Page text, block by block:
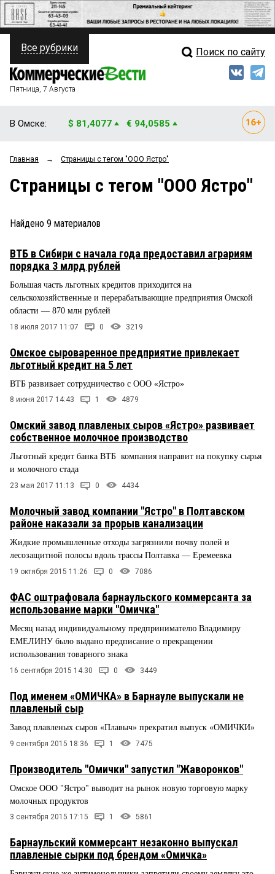
ПОЛИТИКА
ФИНАНСЫ
ОБЩЕСТВО
ЗАКОН
НОВОСТИ КОМПАНИЙ
ПРОИСШЕСТВИЯ
СТИЛЬ ЖИЗНИ
Свежий выпуск
Мнения
Рейтинги
Все рубрики Поиск по сайту
Пятница, 7 Августа
В Омске: $ 81,4077 € 94,0585
Главная → Страницы c тегом "ООО Ястро"
Страницы c тегом "ООО Ястро"
Найдено 9 материалов
ВТБ в Сибири с начала года предоставил аграриям
порядка 3 млрд рублей
Большая часть льготных кредитов приходится на
сельскохозяйственные и перерабатывающие предприятия Омской
области — 870 млн рублей
18 июля 2017 11:07 0 3219
Омское сыроваренное предприятие привлекает
льготный кредит на 5 лет
ВТБ развивает сотрудничество с ООО «Ястро»
8 июня 2017 14:43 1 4879
Омский завод плавленых сыров «Ястро» развивает
собственное молочное производство
Льготный кредит банка ВТБ компания направит на покупку сырья
и молочного стада
23 мая 2017 11:13 0 4434
Молочный завод компании "Ястро" в Полтавском
районе наказали за прорыв канализации
Жидкие промышленные отходы загрязнили почву полей и
лесозащитной полосы вдоль трассы Полтавка — Еремеевка
19 октября 2015 11:26 0 7086
ФАС оштрафовала барнаульского коммерсанта за
использование марки "Омичка"
Месяц назад индивидуальному предпринимателю Владимиру
ЕМЕЛИНУ было выдано предписание о прекращении
использования товарного знака
16 сентября 2015 14:30 0 3449
Под именем «ОМИЧКА» в Барнауле выпускали не
плавленый сыр
Завод плавленых сыров «Плавыч» прекратил выпуск «ОМИЧКИ»
9 сентября 2015 18:36 1 7475
Производитель "Омички" запустил "Жаворонков"
Омское ООО "Ястро" выводит на рынок новую торговую марку
молочных продуктов
3 сентября 2015 17:15 1 5861
Барнаульский коммерсант незаконно выпускал
плавленые сырки под брендом «Омичка»